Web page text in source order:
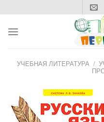
content
УЧЕБНАЯ ЛИТЕРАТУРА /